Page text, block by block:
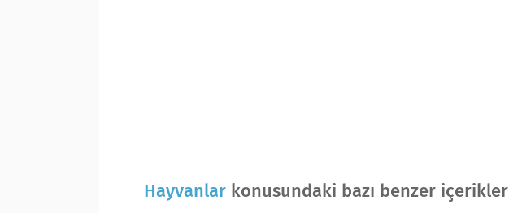
Hayvanlar konusundaki bazı benzer içerikler